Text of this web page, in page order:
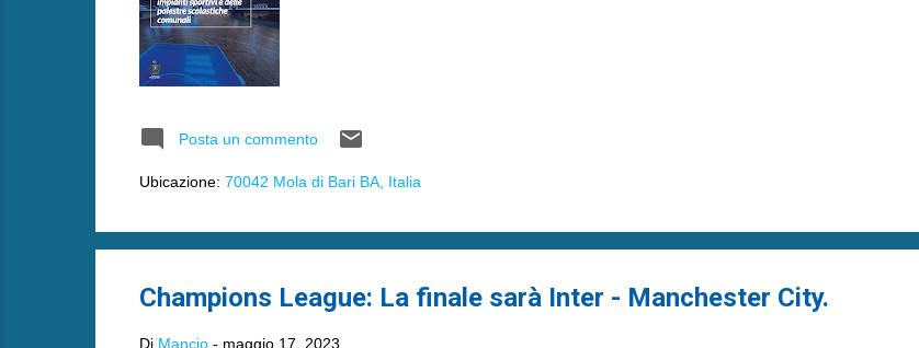
Posta un commento
Ubicazione: 70042 Mola di Bari BA, Italia
Champions League: La finale sarà Inter - Manchester City.
Di Mancio - maggio 17, 2023